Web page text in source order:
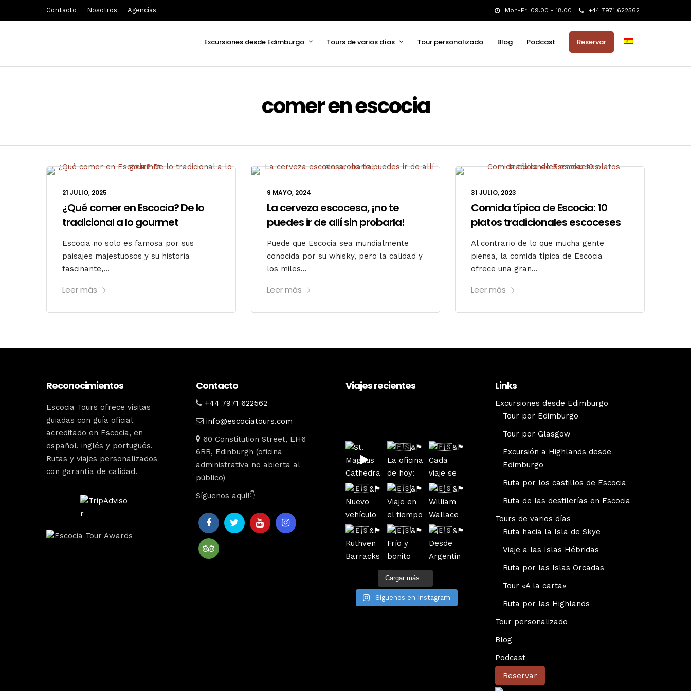
Mon-Fri 09.00 - 18.00 +44 7971 622562
Contacto Nosotros Agencias
Excursiones desde Edimburgo Tours de varios días Tour personalizado Blog Podcast Reservar
comer en escocia
21 JULIO, 2025
¿Qué comer en Escocia? De lo
tradicional a lo gourmet
Escocia no solo es famosa por sus
paisajes majestuosos y su historia
fascinante,...
Leer más
9 MAYO, 2024
La cerveza escocesa, ¡no te
puedes ir de allí sin probarla!
Puede que Escocia sea mundialmente
conocida por su whisky, pero la calidad y
los miles...
Leer más
31 JULIO, 2023
Comida típica de Escocia: 10
platos tradicionales escoceses
Al contrario de lo que mucha gente
piensa, la comida típica de Escocia
ofrece una gran...
Leer más
Reconocimientos
Escocia Tours ofrece visitas
guiadas con guía oficial
acreditado en Escocia, en
español, inglés y portugués.
Rutas y viajes personalizados
con garantía de calidad.
Contacto
+44 7971 622562
info@escociatours.com
60 Constitution Street, EH6
6RR, Edinburgh (oficina
administrativa no abierta al
público)
Síguenos aquí!👇
Viajes recientes
Cargar más...
Síguenos en Instagram
Links
Excursiones desde Edimburgo
Tour por Edimburgo
Tour por Glasgow
Excursión a Highlands desde
Edimburgo
Ruta por los castillos de Escocia
Ruta de las destilerías en Escocia
Tours de varios días
Ruta hacia la Isla de Skye
Viaje a las Islas Hébridas
Ruta por las Islas Orcadas
Tour «A la carta»
Ruta por las Highlands
Tour personalizado
Blog
Podcast
Reservar